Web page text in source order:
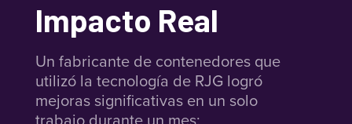
Impacto Real
Un fabricante de contenedores que
utilizó la tecnología de RJG logró
mejoras significativas en un solo